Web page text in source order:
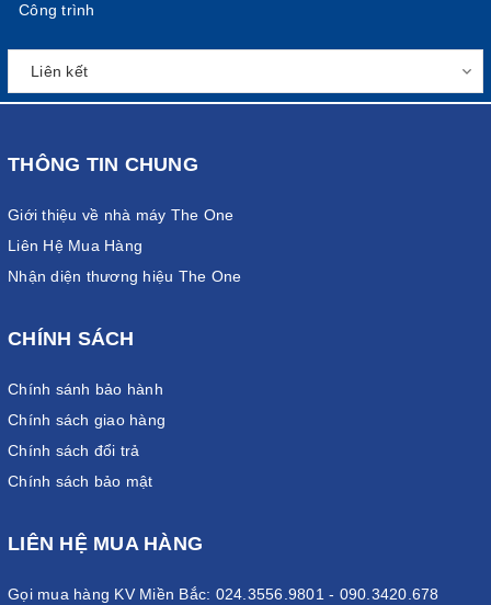
Công trình
THÔNG TIN CHUNG
Giới thiệu về nhà máy The One
Liên Hệ Mua Hàng
Nhận diện thương hiệu The One
CHÍNH SÁCH
Chính sánh bảo hành
Chính sách giao hàng
Chính sách đổi trả
Chính sách bảo mật
LIÊN HỆ MUA HÀNG
Gọi mua hàng KV Miền Bắc: 024.3556.9801 - 090.3420.678